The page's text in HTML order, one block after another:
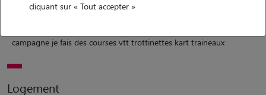
en étude d'asv sur seurre et bourg en bresse j ai des animaux depuis
campagne je fais des courses vtt trottinettes kart traineaux
Logement
cliquant sur « Tout accepter »